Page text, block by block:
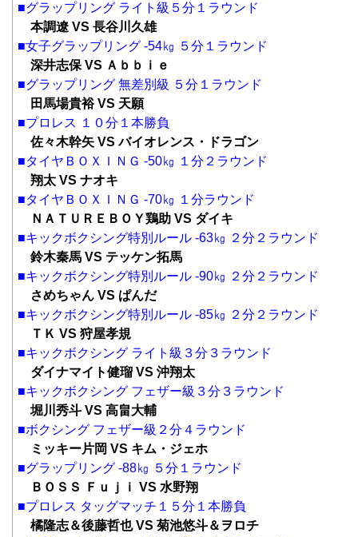
■グラップリング ライト級５分１ラウンド
本調遼 VS 長谷川久雄
■女子グラップリング -54㎏ ５分１ラウンド
深井志保 VS Ａｂｂｉｅ
■グラップリング 無差別級 ５分１ラウンド
田馬場貴裕 VS 天願
■プロレス １０分１本勝負
佐々木幹矢 VS バイオレンス・ドラゴン
■タイヤＢＯＸＩＮＧ -50㎏ １分２ラウンド
翔太 VS ナオキ
■タイヤＢＯＸＩＮＧ -70㎏ １分ラウンド
ＮＡＴＵＲＥＢＯＹ鶏助 VS ダイキ
■キックボクシング特別ルール -63㎏ ２分２ラウンド
鈴木秦馬 VS テッケン拓馬
■キックボクシング特別ルール -90㎏ ２分２ラウンド
さめちゃん VS ぱんだ
■キックボクシング特別ルール -85㎏ ２分２ラウンド
ＴＫ VS 狩屋孝規
■キックボクシング ライト級３分３ラウンド
ダイナマイト健瑠 VS 沖翔太
■キックボクシング フェザー級３分３ラウンド
堀川秀斗 VS 高畠大輔
■ボクシング フェザー級２分４ラウンド
ミッキー片岡 VS キム・ジェホ
■グラップリング -88㎏ ５分１ラウンド
ＢＯＳＳ Ｆｕｊｉ VS 水野翔
■プロレス タッグマッチ１５分１本勝負
橘隆志＆後藤哲也 VS 菊池悠斗＆ヲロチ